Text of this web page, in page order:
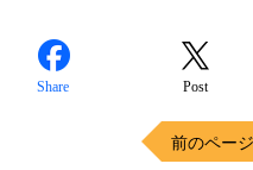
Share Post
前のペー